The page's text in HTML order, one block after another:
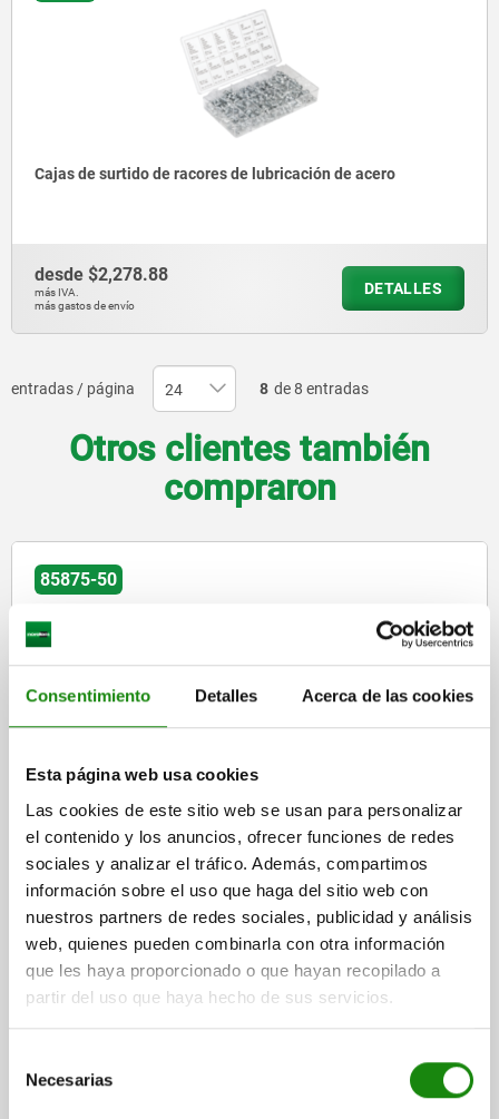
Consentimiento Detalles Acerca de las cookies
Esta página web usa cookies
Las cookies de este sitio web se usan para personalizar
el contenido y los anuncios, ofrecer funciones de redes
sociales y analizar el tráfico. Además, compartimos
información sobre el uso que haga del sitio web con
nuestros partners de redes sociales, publicidad y análisis
web, quienes pueden combinarla con otra información
que les haya proporcionado o que hayan recopilado a
partir del uso que haya hecho de sus servicios.
Necesarias
Cajas de surtido de racores de lubricación de acero
desde $2,278.88
más IVA.
más gastos de envío
DETALLES
entradas / página 8 de 8 entradas
Otros clientes también
compraron
85875-50
Pie magnetische para antenas WLAN
desde$963.20
más gastos de envío